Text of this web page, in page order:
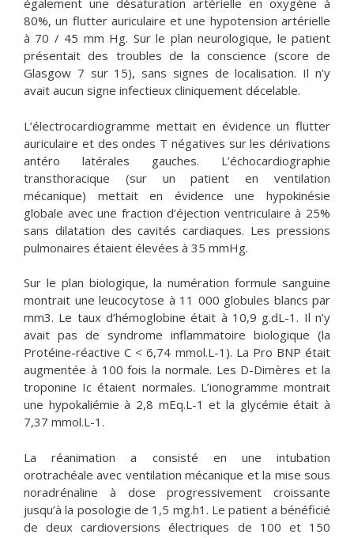
également une désaturation artérielle en oxygène à
80%, un flutter auriculaire et une hypotension artérielle
à 70 / 45 mm Hg. Sur le plan neurologique, le patient
présentait des troubles de la conscience (score de
Glasgow 7 sur 15), sans signes de localisation. Il n’y
avait aucun signe infectieux cliniquement décelable.
L’électrocardiogramme mettait en évidence un flutter
auriculaire et des ondes T négatives sur les dérivations
antéro latérales gauches. L’échocardiographie
transthoracique (sur un patient en ventilation
mécanique) mettait en évidence une hypokinésie
globale avec une fraction d’éjection ventriculaire à 25%
sans dilatation des cavités cardiaques. Les pressions
pulmonaires étaient élevées à 35 mmHg.
Sur le plan biologique, la numération formule sanguine
montrait une leucocytose à 11 000 globules blancs par
mm3. Le taux d’hémoglobine était à 10,9 g.dL-1. Il n’y
avait pas de syndrome inflammatoire biologique (la
Protéine-réactive C < 6,74 mmol.L-1). La Pro BNP était
augmentée à 100 fois la normale. Les D-Dimères et la
troponine Ic étaient normales. L’ionogramme montrait
une hypokaliémie à 2,8 mEq.L-1 et la glycémie était à
7,37 mmol.L-1.
La réanimation a consisté en une intubation
orotrachéale avec ventilation mécanique et la mise sous
noradrénaline à dose progressivement croissante
jusqu’à la posologie de 1,5 mg.h1. Le patient a bénéficié
de deux cardioversions électriques de 100 et 150